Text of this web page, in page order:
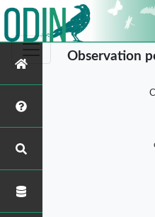
Observation